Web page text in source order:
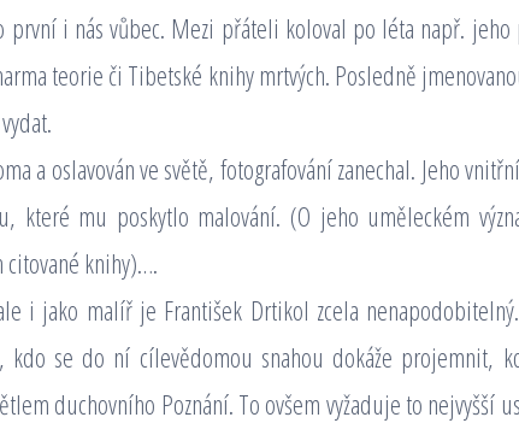
i nás vůbec. Mezi přáteli koloval po léta např.
teorie či Tibetské knihy mrtvých. Posledně
a oslavován ve světě, fotografování zanechal. Jeho
které mu poskytlo malování. (O jeho uměleckém
citované knihy)….
i jako malíř je František Drtikol zcela
kdo se do ní cílevědomou snahou dokáže projemnit,
duchovního Poznání. To ovšem vyžaduje to nejvyšší